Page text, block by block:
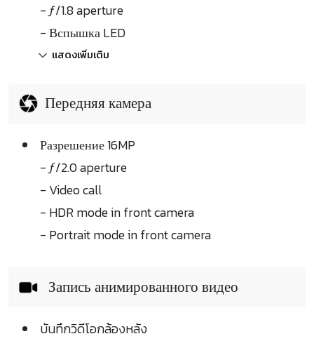
- ƒ/1.8 aperture
- Вспышка LED
แสดงเพิ่มเติม
Передняя камера
Разрешение 16MP
- ƒ/2.0 aperture
- Video call
- HDR mode in front camera
- Portrait mode in front camera
Запись анимированного видео
บันทึกวิดีโอกล้องหลัง